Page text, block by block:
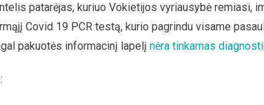
patarėjas, kuriuo Vokietijos vyriausybė remiasi,
Covid 19 PCR testą, kurio pagrindu visame
pakuotės informacinį lapelį nėra tinkamas